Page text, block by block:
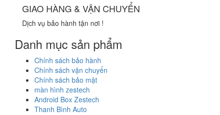
GIAO HÀNG & VẬN CHUYỂN
Dịch vụ bảo hành tận nơi !
Danh mục sản phẩm
Chính sách bảo hành
Chính sách vận chuyển
Chính sách bảo mật
màn hình zestech
Android Box Zestech
Thanh Bình Auto